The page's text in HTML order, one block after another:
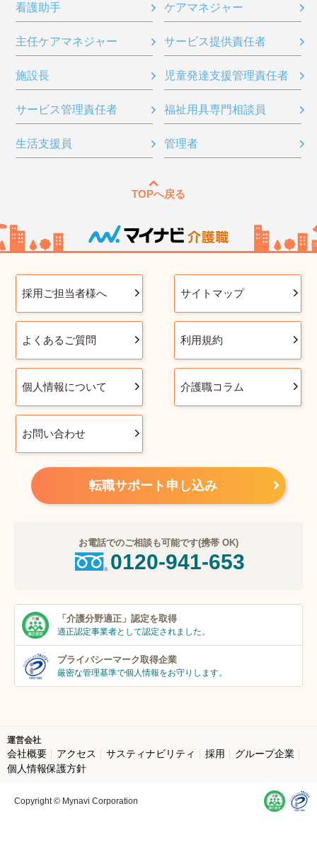
看護助手 ケアマネジャー
主任ケアマネジャー サービス提供責任者
施設長 児童発達支援管理責任者
サービス管理責任者 福祉用具専門相談員
生活支援員 管理者
TOPへ戻る
採用ご担当者様へ サイトマップ
よくあるご質問 利用規約
個人情報について 介護職コラム
お問い合わせ
転職サポート申し込み
お電話でのご相談も可能です(携帯 OK)
0120-941-653
「介護分野適正」 認定を取得
適正認定事業者として認定されました。
プライバシーマーク取得企業
厳密な管理基準で個人情報をお守りします。
運営会社
会社概要 アクセス サスティナビリティ 採用
グループ企業
個人情報保護方針
Copyright © Mynavi Corporation